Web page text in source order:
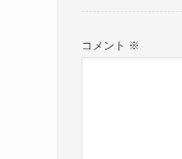
コメント ※